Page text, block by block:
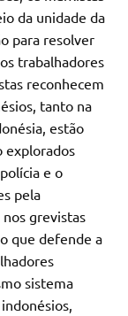
da unidade da
para resolver
trabalhadores
reconhecem
tanto na
estão
explorados
e o
pela
grevistas
que defende a
sistema